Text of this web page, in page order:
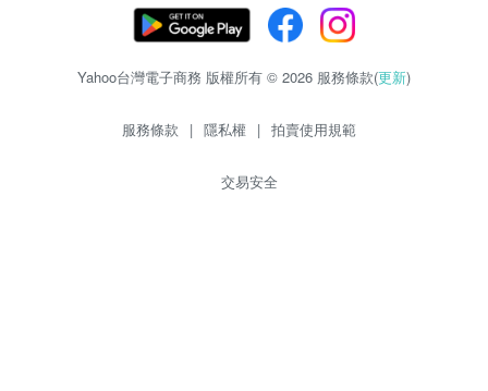
Yahoo台灣電子商務 版權所有 © 2026 服務條款(更新)
服務條款 | 隱私權 | 拍賣使用規範
交易安全